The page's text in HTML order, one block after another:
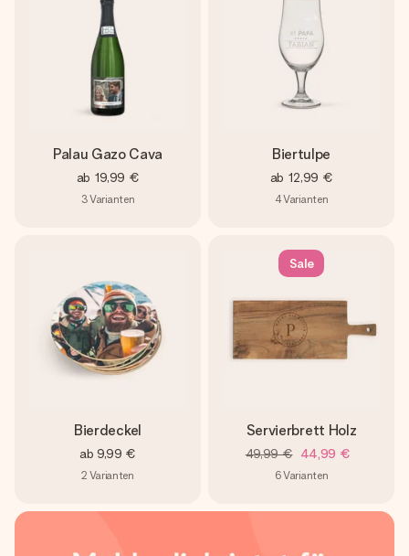
Palau Gazo Cava
ab 19,99 €
3Varianten
Biertulpe
ab 12,99 €
4Varianten
Bierdeckel
ab 9,99 €
2 Varianten
Sale
Servierbrett Holz
49,99 € 44,99 €
6Varianten